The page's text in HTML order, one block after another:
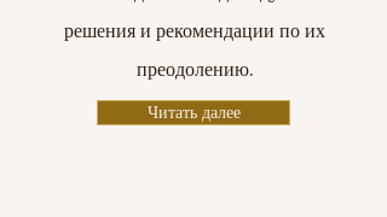
решения и рекомендации по их
преодолению.
Читать далее